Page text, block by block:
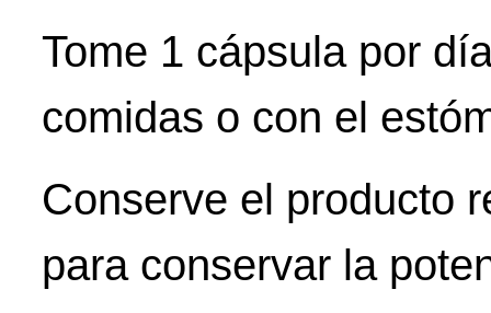
Tome 1 cápsula por
comidas o con el
Conserve el producto
para conservar la